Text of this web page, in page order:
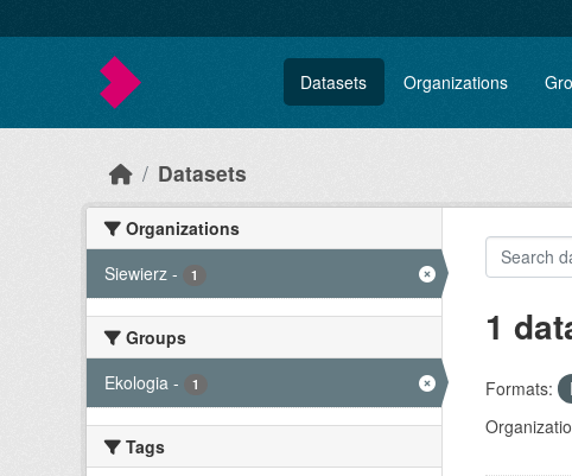
Datasets Organizations
Datasets
Organizations
Siewierz - 1
Groups
Ekologia - 1
Tags
1
Formats: